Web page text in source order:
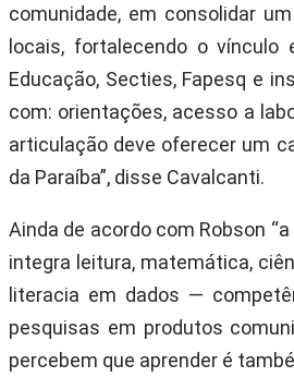
comunidade, em consolidar
locais, fortalecendo o
Educação, Secties, Fapesq e
com: orientações, acesso a
articulação deve oferecer um
da Paraíba”, disse Cavalcanti.
Ainda de acordo com Robson
integra leitura, matemática,
literacia em dados —
pesquisas em produtos
percebem que aprender é